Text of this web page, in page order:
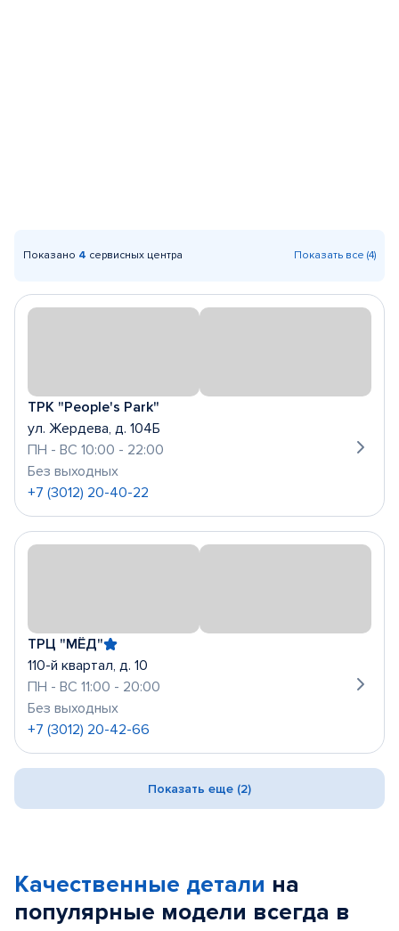
Показано 4 сервисных центра Показать все (4)
ТРК "People's Park"
ул. Жердева, д. 104Б
ПН - ВС 10:00 - 22:00
Без выходных
+7 (3012) 20-40-22
ТРЦ "МЁД"
110-й квартал, д. 10
ПН - ВС 11:00 - 20:00
Без выходных
+7 (3012) 20-42-66
Показать еще (2)
Качественные детали на
популярные модели всегда в